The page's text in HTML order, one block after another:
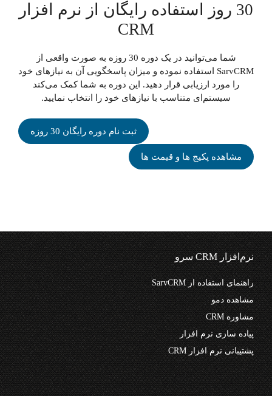
30 روز استفاده رایگان از نرم افزار
CRM
شما می‌توانید در یک دوره 30 روزه به صورت واقعی از
SarvCRM استفاده نموده و میزان پاسخگویی آن به نیازهای خود
را مورد ارزیابی قرار دهید. این دوره به شما کمک می‌کند
سیستم‌ای متناسب با نیازهای خود را انتخاب نمایید.
ثبت نام دوره رایگان 30 روزه
مشاهده پکیج ها و قیمت ها
نرم‌افزار CRM سرو
راهنمای استفاده از SarvCRM
مشاهده دمو
مشاوره CRM
پیاده سازی نرم افزار
پشتیبانی نرم افزار CRM